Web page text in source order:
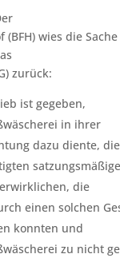
(BFH) wies die
zurück:
ist gegeben,
in ihrer
dazu diente, die
die
einen solchen
konnten und
zu nicht